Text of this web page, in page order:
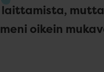
laittamista,
meni oikein